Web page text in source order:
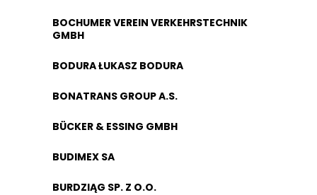
BOCHUMER VEREIN VERKEHRSTECHNIK
GMBH
BODURA ŁUKASZ BODURA
BONATRANS GROUP A.S.
BÜCKER & ESSING GMBH
BUDIMEX SA
BURDZIĄG SP. Z O.O.